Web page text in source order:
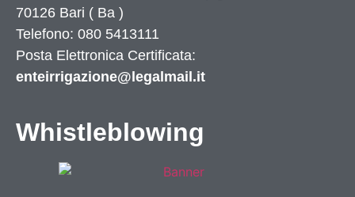
70126 Bari ( Ba )
Telefono: 080 5413111
Posta Elettronica Certificata:
enteirrigazione@legalmail.it
Whistleblowing